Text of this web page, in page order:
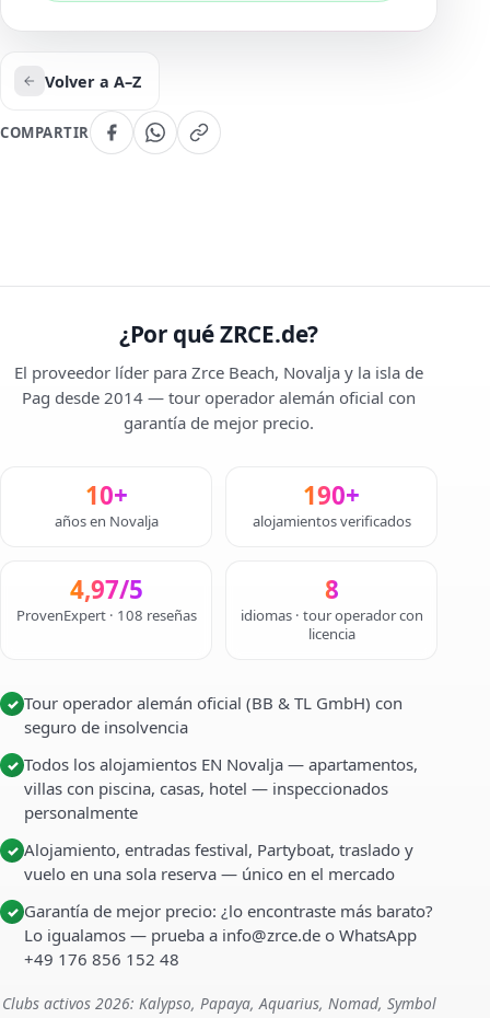
Volver a A–Z
COMPARTIR
¿Por qué ZRCE.de?
El proveedor líder para Zrce Beach, Novalja y la isla de
Pag desde 2014 — tour operador alemán oficial con
garantía de mejor precio.
10+
años en Novalja
190+
alojamientos verificados
4,97/5
ProvenExpert · 108 reseñas
8
idiomas · tour operador con
licencia
✓ Tour operador alemán oficial (BB & TL GmbH) con
seguro de insolvencia
✓ Todos los alojamientos EN Novalja — apartamentos,
villas con piscina, casas, hotel — inspeccionados
personalmente
✓ Alojamiento, entradas festival, Partyboat, traslado y
vuelo en una sola reserva — único en el mercado
✓ Garantía de mejor precio: ¿lo encontraste más barato?
Lo igualamos — prueba a info@zrce.de o WhatsApp
+49 176 856 152 48
Clubs activos 2026: Kalypso, Papaya, Aquarius, Nomad, Symbol